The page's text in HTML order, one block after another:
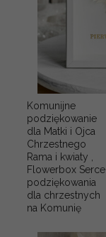
Komunijne
podziękowanie
dla Matki i Ojca
Chrzestnego
Rama i kwiaty ,
Flowerbox Serce
podziękowania
dla chrzestnych
na Komunię